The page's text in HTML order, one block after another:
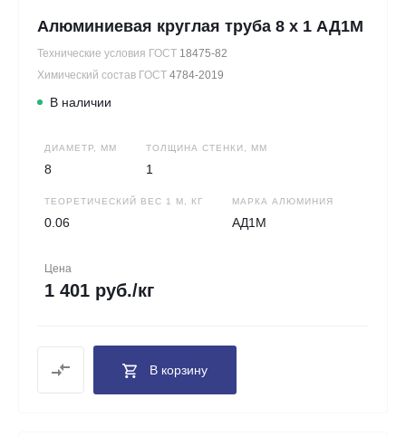
Алюминиевая круглая труба 8 х 1 АД1М
Технические условия ГОСТ 18475-82
Химический состав ГОСТ 4784-2019
В наличии
ДИАМЕТР, ММ
8
ТОЛЩИНА СТЕНКИ, ММ
1
ТЕОРЕТИЧЕСКИЙ ВЕС 1 М, КГ
0.06
МАРКА АЛЮМИНИЯ
АД1М
Цена
1 401 руб./кг
В корзину